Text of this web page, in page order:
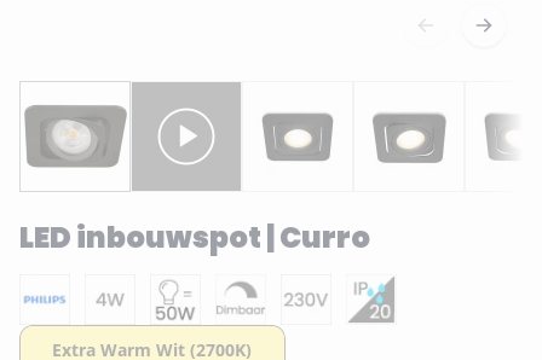
LED inbouwspot | Curro